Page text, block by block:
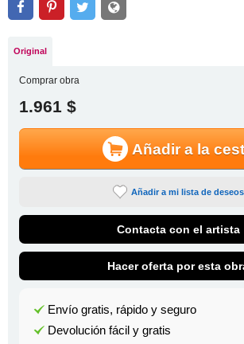
Original
Comprar obra
1.961 $
Añadir a la
Añadir a mi lista de deseos
Contacta con el artista
Hacer oferta por esta
Envío gratis, rápido y seguro
Devolución fácil y gratis